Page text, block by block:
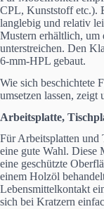
CPL, Kunststoff etc.).
langlebig und relativ
Mustern erhältlich, um
unterstreichen. Den
6-mm-HPL gebaut.
Wie sich beschichtete
umsetzen lassen, zeigt
Arbeitsplatte,
Für Arbeitsplatten und
eine gute Wahl. Diese
eine geschützte
einem Holzöl
Lebensmittelkontakt
sich bei Kratzern